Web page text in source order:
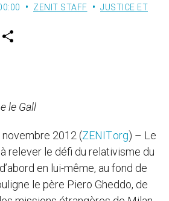
ZENIT STAFF
JUSTICE ET
w
le Gall
novembre 2012 (ZENIT.org) – Le
relever le défi du relativisme du
en lui-même, au fond de
le père Piero Gheddo, de